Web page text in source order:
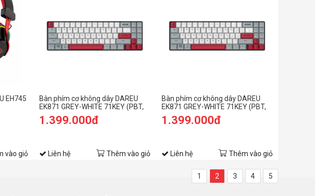
EH745
vào giỏ
Bàn phím cơ không dây DAREU
EK871 GREY-WHITE 71KEY (PBT,
Brown D-KAILH switch)
1.399.000đ
Liên hệ Thêm vào giỏ
Bàn phím cơ không dây DAREU
EK871 GREY-WHITE 71KEY (PBT,
Blue D-KAILH switch)
1.399.000đ
Liên hệ Thêm vào giỏ
1 2 3 4 5